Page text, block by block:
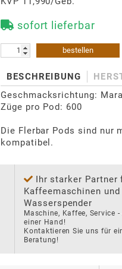
sofort lieferbar
bestellen
BESCHREIBUNG
Geschmacksrichtung:
Züge pro Pod: 600
Die Flerbar Pods sind nur
kompatibel.
Ihr starker Partner
Kaffeemaschinen und
Wasserspender
Maschine, Kaffee, Service
einer Hand!
Kontaktieren Sie uns für